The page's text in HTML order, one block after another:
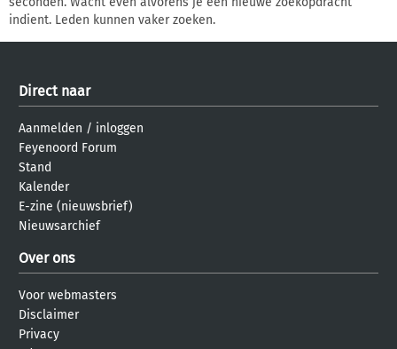
indient. Leden kunnen vaker zoeken.
Direct naar
Aanmelden / inloggen
Feyenoord Forum
Stand
Kalender
E-zine (nieuwsbrief)
Nieuwsarchief
Over ons
Voor webmasters
Disclaimer
Privacy